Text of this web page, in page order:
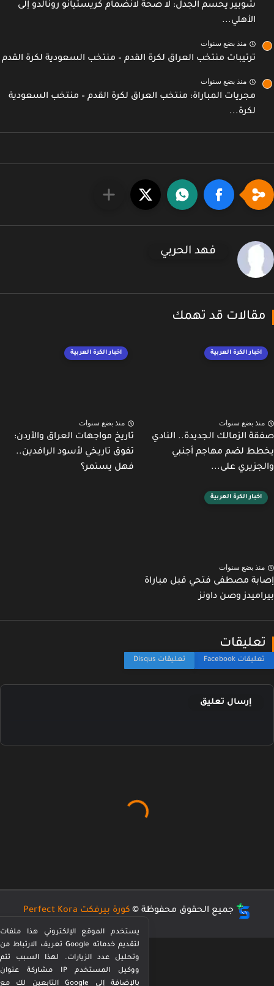
شوبير يحسم الجدل: لا صحة لانضمام كريستيانو رونالدو إلى
الأهلي...
منذ بضع سنوات
ترتيبات منتخب العراق لكرة القدم – منتخب السعودية لكرة القدم
منذ بضع سنوات
مجريات المباراة: منتخب العراق لكرة القدم – منتخب السعودية
لكرة...
فهد الحربي
قد تهمك
اخبار الكرة العربية
بضع سنوات
الزمالك الجديدة.. النادي
لضم مهاجم أجنبي
على...
اخبار الكرة العربية
منذ بضع سنوات
تاريخ مواجهات العراق والأردن:
تفوق تاريخي لأسود الرافدين..
فهل يستمر؟
اخبار الكرة العربية
بضع سنوات
مصطفى فتحي قبل مباراة
وصن داونز
إرسال تعليق
جميع الحقوق محفوظة © كورة بيرفكت Perfect Kora
يستخدم الموقع الإلكتروني هذا ملفات
تعريف الارتباط من Google لتقديم خدماته
وتحليل عدد الزيارات. لهذا السبب تتم
مشاركة عنوان IP ووكيل المستخدم
التابعين لك مع Google بالإضافة إلى